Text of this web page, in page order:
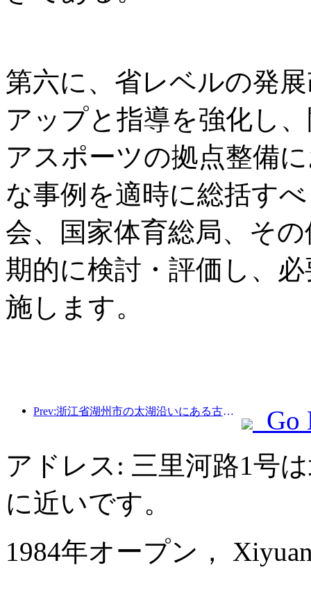
第六に、省レベルの発
アップと指導を強化し
アスポーツの拠点整備
な事例を適時に総括す
会、国家体育総局、そ
期的に検討・評価し、
施します。
Prev:浙江省湖州市の太湖沿いにある古い村落では、10億元近くの投資をかけて改修と改良が始まった。
Go
アドレス: 三里河路1号
に近いです。
1984年オープン，